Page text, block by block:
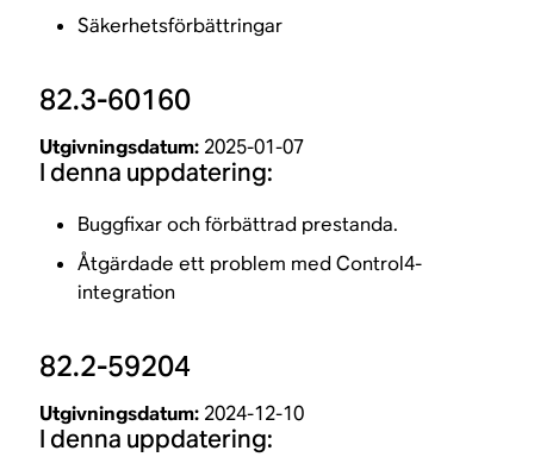
Säkerhetsförbättringar
82.3-60160
Utgivningsdatum: 2025-01-07
I denna uppdatering:
Buggfixar och förbättrad prestanda.
Åtgärdade ett problem med Control4-
integration
82.2-59204
Utgivningsdatum: 2024-12-10
I denna uppdatering: